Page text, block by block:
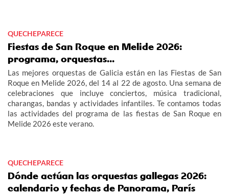
QUECHEPARECE
Fiestas de San Roque en Melide 2026:
programa, orquestas...
Las mejores orquestas de Galicia están en las Fiestas de San
Roque en Melide 2026, del 14 al 22 de agosto. Una semana de
celebraciones que incluye conciertos, música tradicional,
charangas, bandas y actividades infantiles. Te contamos todas
las actividades del programa de las fiestas de San Roque en
Melide 2026 este verano.
QUECHEPARECE
Dónde actúan las orquestas gallegas 2026:
calendario y fechas de Panorama, París